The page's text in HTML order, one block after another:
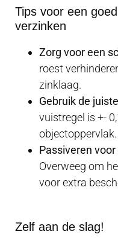
Tips voor een
verzinken
Zorg voor een
roest
zinklaag.
Gebruik de
vuistregel is +-
objectoppervlak.
Passiveren
Overweeg om
voor extra
Zelf aan de slag!